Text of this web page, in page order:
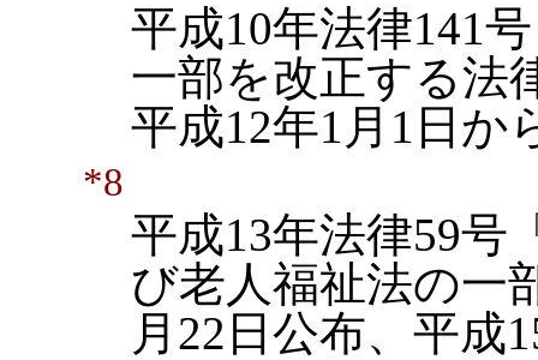
平成10年法律141
一部を改正する法
平成12年1月1日か
*8
平成13年法律59号
び老人福祉法の一
月22日公布、平成